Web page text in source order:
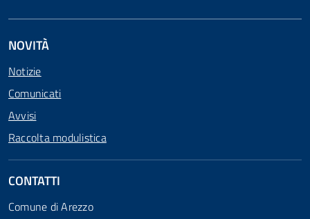
NOVITÀ
Notizie
Comunicati
Avvisi
Raccolta modulistica
CONTATTI
Comune di Arezzo